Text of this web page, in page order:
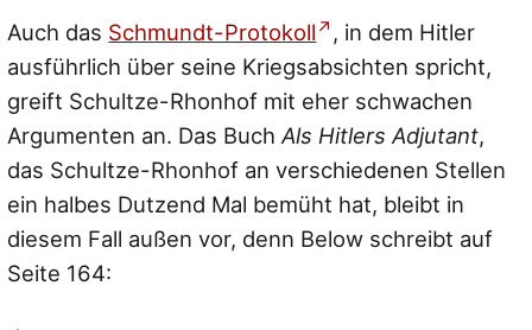
Auch das Schmundt-Protokoll
, in dem Hitler
ausführlich über seine Kriegsabsichten spricht,
greift Schultze-Rhonhof mit eher schwachen
Argumenten an. Das BuchAls Hitlers Adjutant,
das Schultze-Rhonhof an verschiedenen Stellen
ein halbes Dutzend Mal bemüht hat, bleibt in
diesem Fall außen vor, denn Below schreibt auf
Seite 164: